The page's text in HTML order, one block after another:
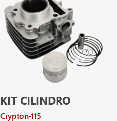
KIT CILINDRO
Crypton-115